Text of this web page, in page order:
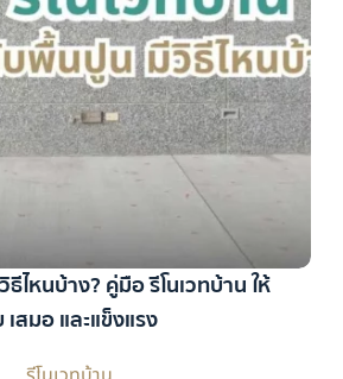
ไหนบ้าง? คู่มือ รีโนเวทบ้าน ให้
สมอ และแข็งแรง